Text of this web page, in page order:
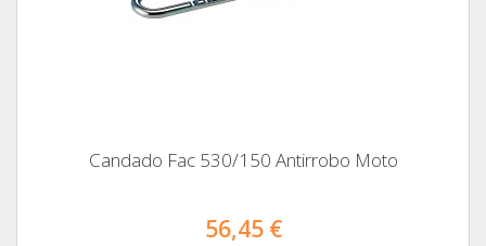
Candado Fac 530/150 Antirrobo Moto
56,45 €